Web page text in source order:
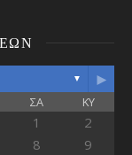
▼ ►
ΣΑ ΚΥ
1
2
8
9